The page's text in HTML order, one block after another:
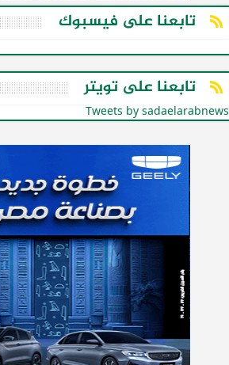
تابعنا على فيسبوك
تابعنا على تويتر
Tweets by sadaelarabnews